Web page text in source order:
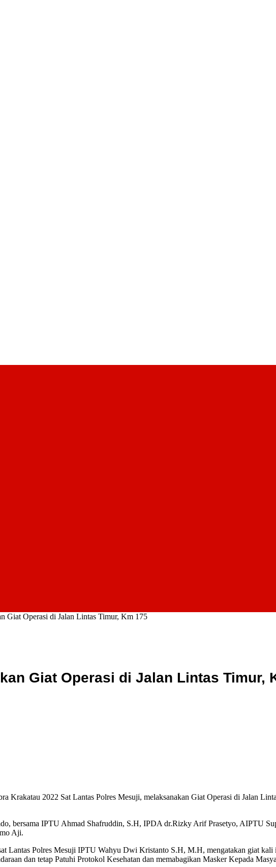
Giat Operasi di Jalan Lintas Timur, Km 175
Giat Operasi di Jalan Lintas Timur,
Krakatau 2022 Sat Lantas Polres Mesuji, melaksanakan Giat Operasi di Jalan
bersama IPTU Ahmad Shafruddin, S.H, IPDA dr.Rizky Arif Prasetyo, AIPTU
Aji.
Polres Mesuji IPTU Wahyu Dwi Kristanto S.H, M.H, mengatakan giat kali
dan tetap Patuhi Protokol Kesehatan dan memabagikan Masker Kepada